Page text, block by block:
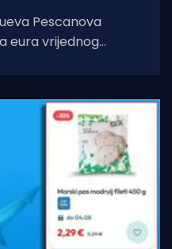
Pescanova
eura vrijednog